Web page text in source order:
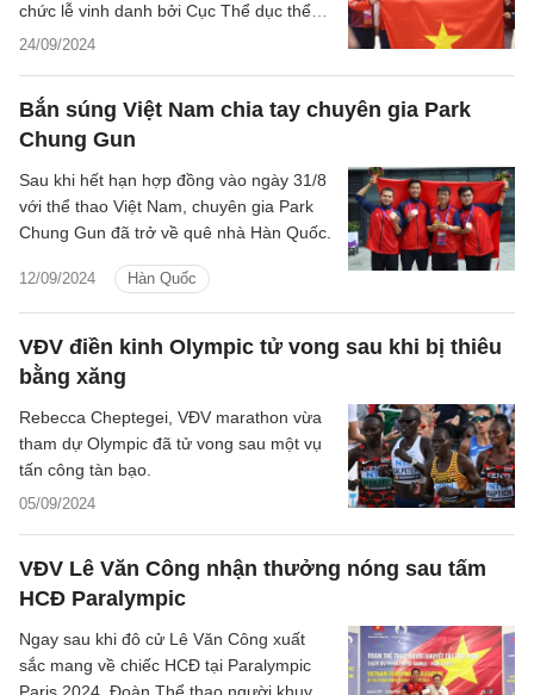
24/09/2024
chức lễ vinh danh bởi Cục Thể dục thể
thao trong thời gian tới.
Bắn súng Việt Nam chia tay chuyên gia Park
Chung Gun
12/09/2024 Hàn Quốc
Sau khi hết hạn hợp đồng vào ngày 31/8
với thể thao Việt Nam, chuyên gia Park
Chung Gun đã trở về quê nhà Hàn Quốc.
VĐV điền kinh Olympic tử vong sau khi bị thiêu
bằng xăng
05/09/2024
Rebecca Cheptegei, VĐV marathon vừa
tham dự Olympic đã tử vong sau một vụ
tấn công tàn bạo.
VĐV Lê Văn Công nhận thưởng nóng sau tấm
HCĐ Paralympic
Ngay sau khi đô cử Lê Văn Công xuất
sắc mang về chiếc HCĐ tại Paralympic